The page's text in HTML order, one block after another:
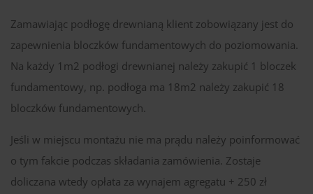
Zamawiając podłogę drewnianą klient zobowiązany jest do
zapewnienia bloczków fundamentowych do poziomowania.
Na każdy 1m2 podłogi drewnianej należy zakupić 1 bloczek
fundamentowy, np. podłoga ma 18m2 należy zakupić 18
bloczków fundamentowych.
Jeśli w miejscu montażu nie ma prądu należy poinformować
o tym fakcie podczas składania zamówienia. Zostaje
doliczana wtedy opłata za wynajem agregatu + 250 zł